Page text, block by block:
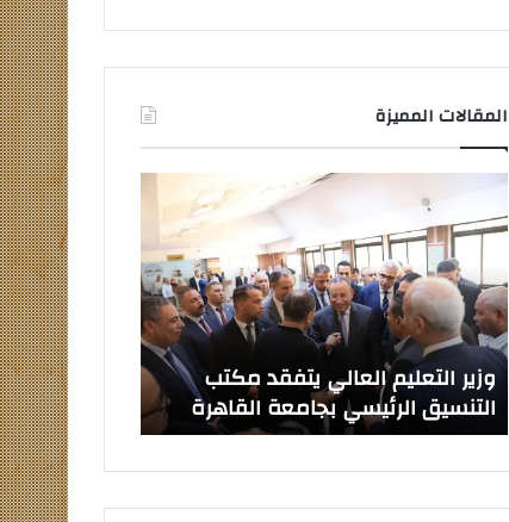
المقالات المميزة
وزير
العالي
مكتب
التنسيق
الرئيسي
بجامعة
القاهرة
وزير التعليم العالي يتفقد مكتب
التنسيق الرئيسي بجامعة القاهرة
بتعيين
قيادات
جديدة
صدور
جامعية